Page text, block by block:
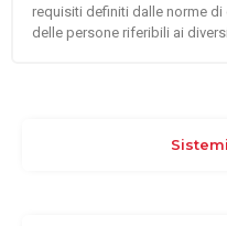
requisiti definiti dalle norme
delle persone riferibili ai